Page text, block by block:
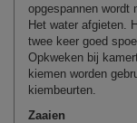
opgespannen wordt
Het water afgieten.
twee keer goed
Opkweken bij
kiemen worden
kiembeurten.
Zaaien